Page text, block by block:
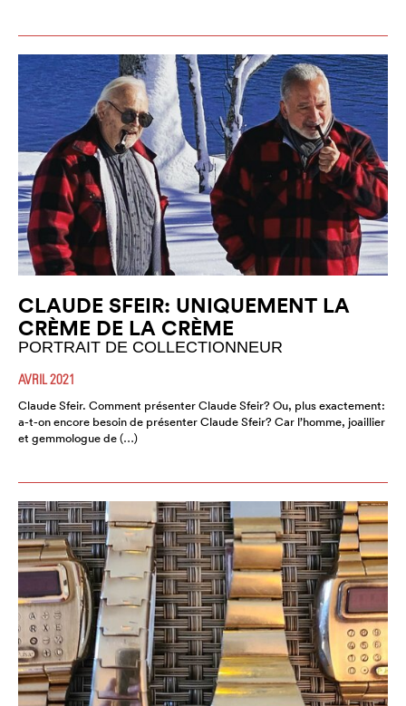
CLAUDE SFEIR: UNIQUEMENT LA
CRÈME DE LA CRÈME
PORTRAIT DE COLLECTIONNEUR
AVRIL 2021
Claude Sfeir. Comment présenter Claude Sfeir? Ou, plus exactement:
a-t-on encore besoin de présenter Claude Sfeir? Car l’homme, joaillier
et gemmologue de (…)